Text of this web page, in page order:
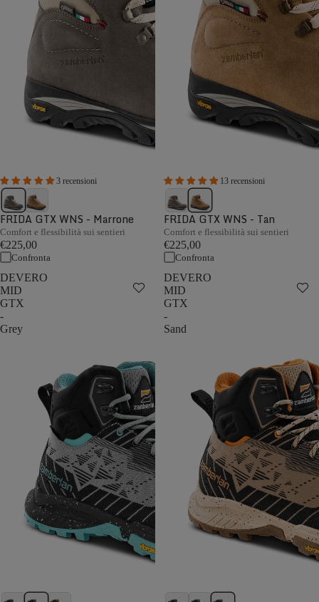
3 recensioni
FRIDA GTX WNS - Marrone
Comfort e flessibilità sui sentieri
€225,00
Confronta
13 recensioni
FRIDA GTX WNS - Tan
Comfort e flessibilità sui sentieri
€225,00
Confronta
DEVERO
MID
GTX
-
Grey
DEVERO
MID
GTX
-
Sand